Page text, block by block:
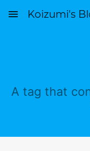
menu Koizumi's
A tag that